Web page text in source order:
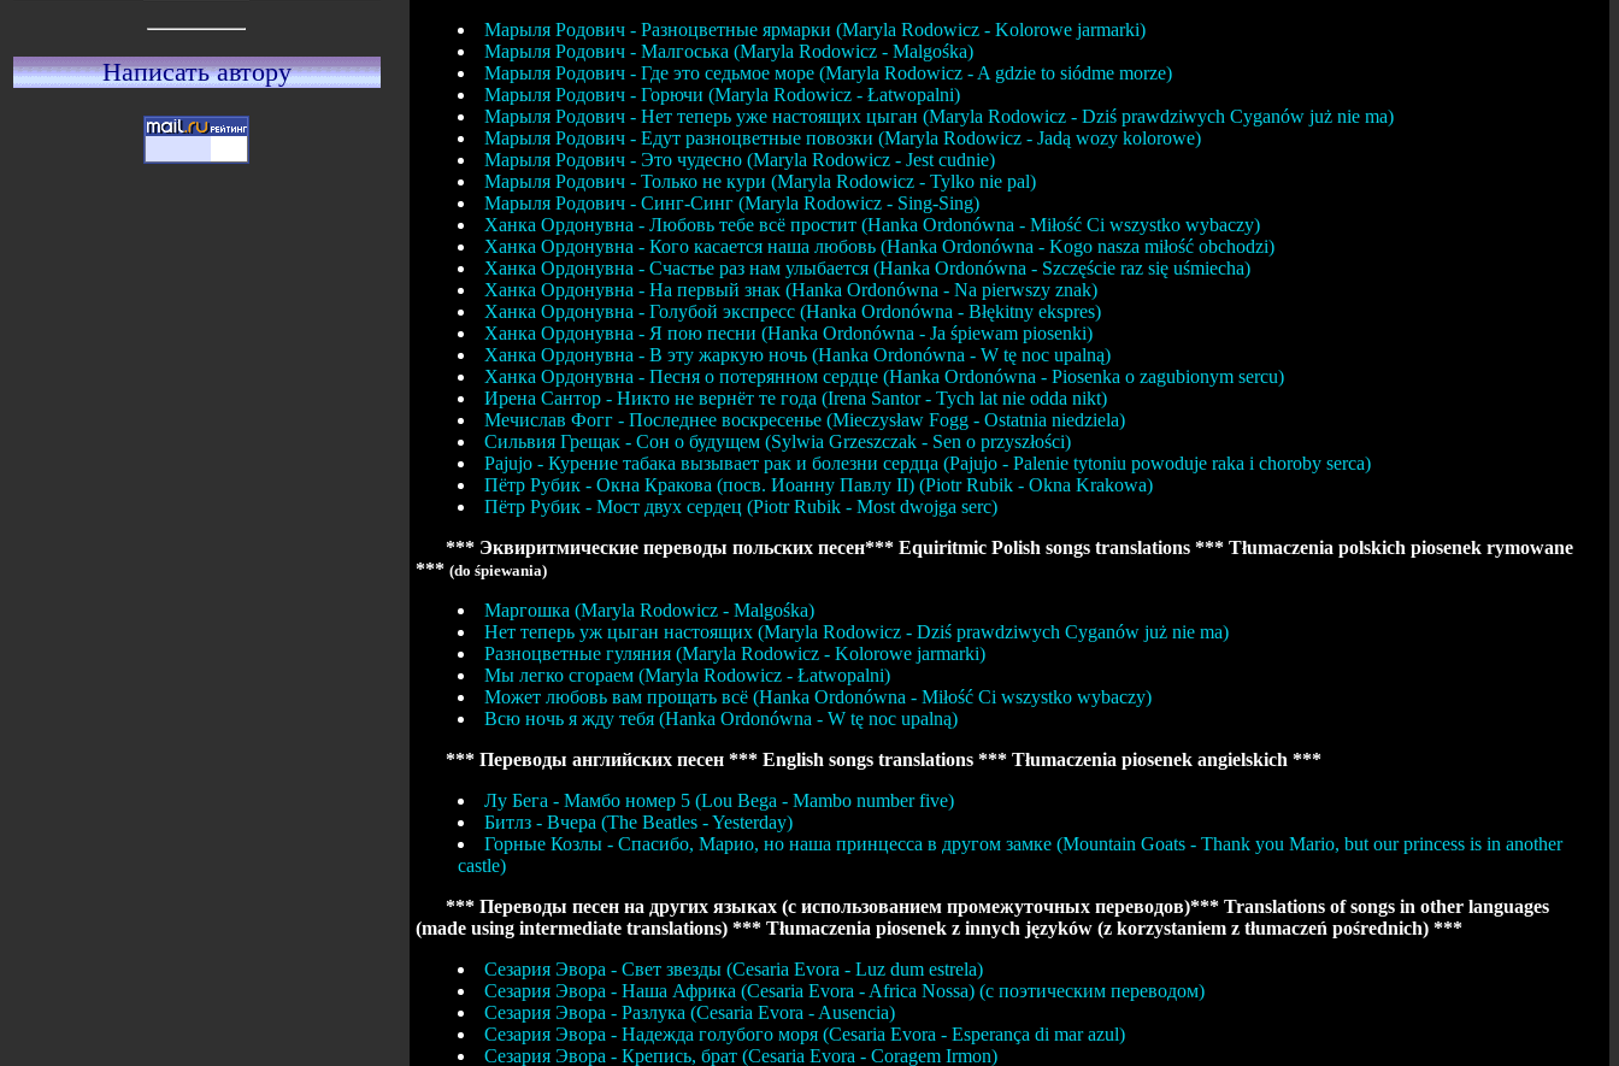
Написать автору
Марыля Родович - Разноцветные ярмарки (Maryla Rodowicz - Kolorowe jarmarki)
Марыля Родович - Малгоська (Maryla Rodowicz - Malgośka)
Марыля Родович - Где это седьмое море (Maryla Rodowicz - A gdzie to siódme morze)
Марыля Родович - Горючи (Maryla Rodowicz - Łatwopalni)
Марыля Родович - Нет теперь уже настоящих цыган (Maryla Rodowicz - Dziś prawdziwych Cyganów już nie ma)
Марыля Родович - Едут разноцветные повозки (Maryla Rodowicz - Jadą wozy kolorowe)
Марыля Родович - Это чудесно (Maryla Rodowicz - Jest cudnie)
Марыля Родович - Только не кури (Maryla Rodowicz - Tylko nie pal)
Марыля Родович - Синг-Синг (Maryla Rodowicz - Sing-Sing)
Ханка Ордонувна - Любовь тебе всё простит (Hanka Ordonówna - Miłość Ci wszystko wybaczy)
Ханка Ордонувна - Кого касается наша любовь (Hanka Ordonówna - Kogo nasza miłość obchodzi)
Ханка Ордонувна - Счастье раз нам улыбается (Hanka Ordonówna - Szczęście raz się uśmiecha)
Ханка Ордонувна - На первый знак (Hanka Ordonówna - Na pierwszy znak)
Ханка Ордонувна - Голубой экспресс (Hanka Ordonówna - Błękitny ekspres)
Ханка Ордонувна - Я пою песни (Hanka Ordonówna - Ja śpiewam piosenki)
Ханка Ордонувна - В эту жаркую ночь (Hanka Ordonówna - W tę noc upalną)
Ханка Ордонувна - Песня о потерянном сердце (Hanka Ordonówna - Piosenka o zagubionym sercu)
Ирена Сантор - Никто не вернёт те года (Irena Santor - Tych lat nie odda nikt)
Мечислав Фогг - Последнее воскресенье (Mieczysław Fogg - Ostatnia niedziela)
Сильвия Грещак - Сон о будущем (Sylwia Grzeszczak - Sen o przyszłości)
Pajujo - Курение табака вызывает рак и болезни сердца (Pajujo - Palenie tytoniu powoduje raka i choroby serca)
Пётр Рубик - Окна Кракова (посв. Иоанну Павлу II) (Piotr Rubik - Okna Krakowa)
Пётр Рубик - Мост двух сердец (Piotr Rubik - Most dwojga serc)
*** Эквиритмические переводы польских песен*** Equiritmic Polish songs translations *** Tłumaczenia polskich piosenek rymowane
*** (do śpiewania)
Маргошка (Maryla Rodowicz - Malgośka)
Нет теперь уж цыган настоящих (Maryla Rodowicz - Dziś prawdziwych Cyganów już nie ma)
Разноцветные гуляния (Maryla Rodowicz - Kolorowe jarmarki)
Мы легко сгораем (Maryla Rodowicz - Łatwopalni)
Может любовь вам прощать всё (Hanka Ordonówna - Miłość Ci wszystko wybaczy)
Всю ночь я жду тебя (Hanka Ordonówna - W tę noc upalną)
*** Переводы английских песен *** English songs translations *** Tłumaczenia piosenek angielskich ***
Лу Бега - Мамбо номер 5 (Lou Bega - Mambo number five)
Битлз - Вчера (The Beatles - Yesterday)
Горные Козлы - Спасибо, Марио, но наша принцесса в другом замке (Mountain Goats - Thank you Mario, but our princess is in another
castle)
*** Переводы песен на других языках (с использованием промежуточных переводов)*** Translations of songs in other languages
(made using intermediate translations) *** Tłumaczenia piosenek z innych języków (z korzystaniem z tłumaczeń pośrednich) ***
Сезария Эвора - Свет звезды (Cesaria Evora - Luz dum estrela)
Сезария Эвора - Наша Африка (Cesaria Evora - Africa Nossa) (с поэтическим переводом)
Сезария Эвора - Разлука (Cesaria Evora - Ausencia)
Сезария Эвора - Надежда голубого моря (Cesaria Evora - Esperança di mar azul)
Сезария Эвора - Крепись, брат (Cesaria Evora - Coragem Irmon)